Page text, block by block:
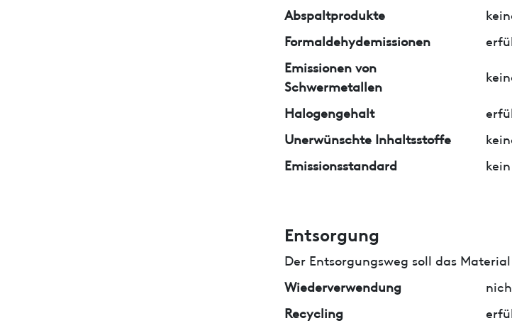
Abspaltprodukte
Formaldehydemissionen
Emissionen von
Schwermetallen
Halogengehalt
Unerwünschte Inhaltsstoffe
Emissionsstandard
Entsorgung
Der Entsorgungsweg soll das
Wiederverwendung
Recycling